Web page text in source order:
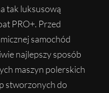
tak luksusową
PRO+. Przed
samochód
najlepszy sposób
maszyn polerskich
stworzonych do